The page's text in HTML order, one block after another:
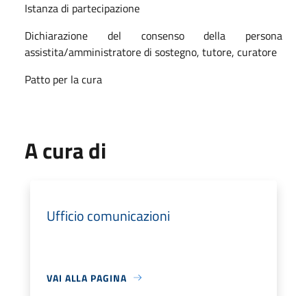
Istanza di partecipazione
Dichiarazione del consenso della persona
assistita/amministratore di sostegno, tutore, curatore
Patto per la cura
A cura di
Ufficio comunicazioni
VAI ALLA PAGINA